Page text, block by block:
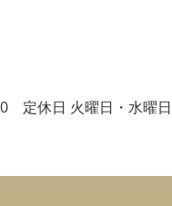
定休日 火曜日・水曜日